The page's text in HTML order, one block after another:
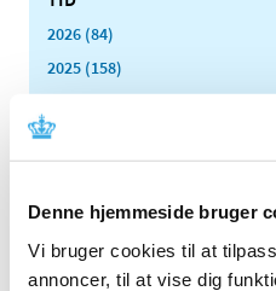
Denne hjemmeside bruger
Vi bruger cookies til at
annoncer, til at vise dig
2026 (84)
2025 (158)
2024 (224)
2023 (195)
2022 (197)
2021 (516)
2019 (159)